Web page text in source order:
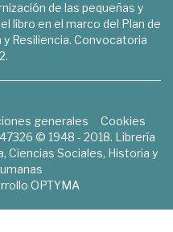
de las pequeñas y
libro en el marco del Plan de
Resiliencia. Convocatoria
generales
Cookies
© 1948 - 2018. Librería
Ciencias Sociales, Historia y
OPTYMA